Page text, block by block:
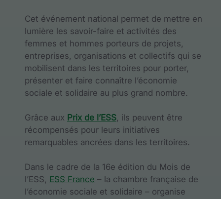
Cet événement national permet de mettre en
lumière les savoir-faire et activités des
femmes et hommes porteurs de projets,
entreprises, organisations et collectifs qui se
mobilisent dans les territoires pour porter,
présenter et faire connaître l’économie
sociale et solidaire au plus grand nombre.
Grâce aux Prix de l’ESS, ils peuvent être
récompensés pour leurs initiatives
remarquables ancrées dans les territoires.
Dans le cadre de la 16e édition du Mois de
l’ESS, ESS France – la chambre française de
l’économie sociale et solidaire – organise